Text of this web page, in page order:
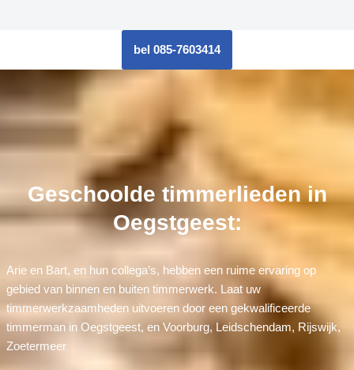
bel 085-7603414
Geschoolde timmerlieden in
Oegstgeest:
Arie en Bart, en hun collega’s, hebben een ruime ervaring op
gebied van binnen en buiten timmerwerk. Laat uw
timmerwerkzaamheden uitvoeren door een gekwalificeerde
timmerman in Oegstgeest, en Voorburg, Leidschendam, Rijswijk,
Zoetermeer